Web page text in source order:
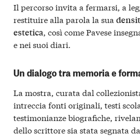
Il percorso invita a fermarsi, a
restituire alla parola la sua
estetica, così come Pavese
e nei suoi diari.
Un dialogo tra memoria e
La mostra, curata dal
intreccia fonti originali, testi
testimonianze biografiche,
dello scrittore sia stata segnata